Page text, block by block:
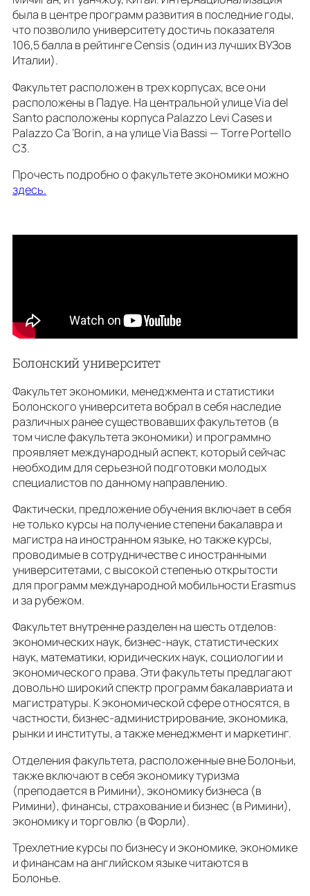
была в центре программ развития в последние годы,
что позволило университету достичь показателя
106,5 балла в рейтинге Censis (один из лучших ВУЗов
Италии).
Факультет расположен в трех корпусах, все они
расположены в Падуе. На центральной улице Via del
Santo расположены корпуса Palazzo Levi Cases и
Palazzo Ca ‘Borin, а на улице Via Bassi — Torre Portello
C3.
Прочесть подробно о факультете экономики можно
здесь.
Болонский университет
Факультет экономики, менеджмента и статистики
Болонского университета вобрал в себя наследие
различных ранее существовавших факультетов (в
том числе факультета экономики) и программно
проявляет международный аспект, который сейчас
необходим для серьезной подготовки молодых
специалистов по данному направлению.
Фактически, предложение обучения включает в себя
не только курсы на получение степени бакалавра и
магистра на иностранном языке, но также курсы,
проводимые в сотрудничестве с иностранными
университетами, с высокой степенью открытости
для программ международной мобильности Erasmus
и за рубежом.
Факультет внутренне разделен на шесть отделов:
экономических наук, бизнес-наук, статистических
наук, математики, юридических наук, социологии и
экономического права. Эти факультеты предлагают
довольно широкий спектр программ бакалавриата и
магистратуры. К экономической сфере относятся, в
частности, бизнес-администрирование, экономика,
рынки и институты, а также менеджмент и маркетинг.
Отделения факультета, расположенные вне Болоньи,
также включают в себя экономику туризма
(преподается в Римини), экономику бизнеса (в
Римини), финансы, страхование и бизнес (в Римини),
экономику и торговлю (в Форли).
Трехлетние курсы по бизнесу и экономике, экономике
и финансам на английском языке читаются в
Болонье.